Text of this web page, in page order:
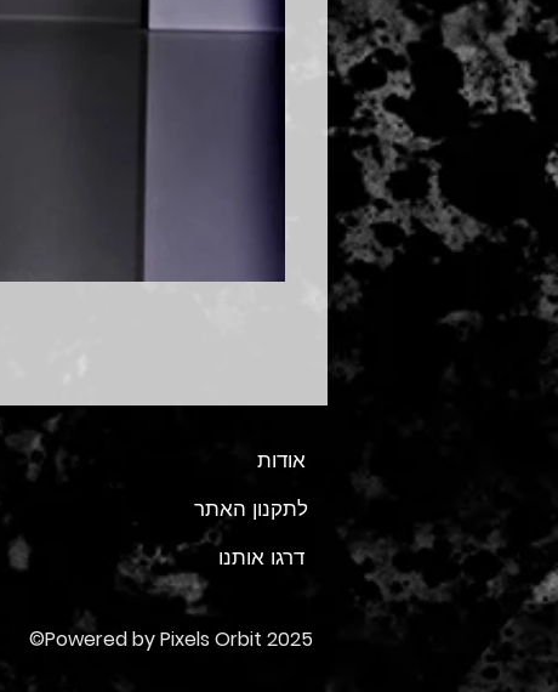
אודות
לתקנון האתר
דרגו אותנו
©Powered by Pixels Orbit 2025